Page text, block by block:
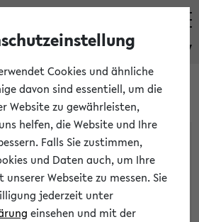
eKVV
Cookies und ähnliche
davon sind essentiell, um die
Website zu gewährleisten,
helfen, die Website und Ihre
Falls Sie zustimmen,
und Daten auch, um Ihre
Webseite zu messen. Sie
jederzeit unter
einsehen und mit der